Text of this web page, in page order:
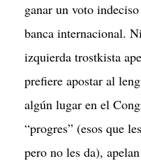
ganar un voto
banca internacional.
izquierda trostkista
prefiere apostar al
algún lugar en el
“progres” (esos que
pero no les da),